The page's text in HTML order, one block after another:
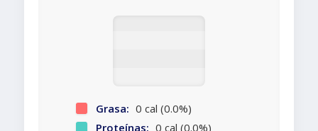
Grasa: 0 cal (0.0%)
Proteínas: 0 cal (0.0%)